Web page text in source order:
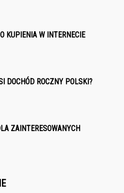
KUPIENIA W INTERNECIE
DOCHÓD ROCZNY POLSKI?
ZAINTERESOWANYCH